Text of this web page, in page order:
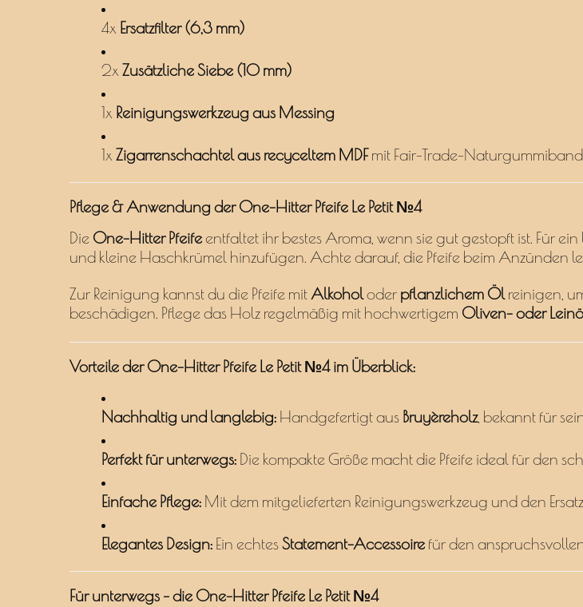
4x Ersatzfilter (6,3 mm)
2x Zusätzliche Siebe (10 mm)
1x Reinigungswerkzeug aus Messing
1x Zigarrenschachtel aus recyceltem MDF mit Fair-Trade-Naturgummiband
Pflege & Anwendung der One-Hitter Pfeife Le Petit №4
Die One-Hitter Pfeife entfaltet ihr bestes Aroma, wenn sie gut gestopft ist. Für
und kleine Haschkrümel hinzufügen. Achte darauf, die Pfeife beim Anzünden
Zur Reinigung kannst du die Pfeife mit Alkoholoder pflanzlichem Ölreinigen,
beschädigen. Pflege das Holz regelmäßig mit hochwertigem Oliven- oder
Vorteile der One-Hitter Pfeife Le Petit №4 im Überblick:
Nachhaltig und langlebig: Handgefertigt aus Bruyèreholz, bekannt für
Perfekt für unterwegs: Die kompakte Größe macht die Pfeife ideal für den
Einfache Pflege: Mit dem mitgelieferten Reinigungswerkzeug und den
Elegantes Design: Ein echtes Statement-Accessoire für den
Für unterwegs – die One-Hitter Pfeife Le Petit №4